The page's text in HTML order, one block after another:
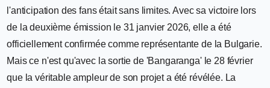
l'anticipation des fans était sans limites. Avec sa victoire lors
de la deuxième émission le 31 janvier 2026, elle a été
officiellement confirmée comme représentante de la Bulgarie.
Mais ce n'est qu'avec la sortie de 'Bangaranga' le 28 février
que la véritable ampleur de son projet a été révélée. La